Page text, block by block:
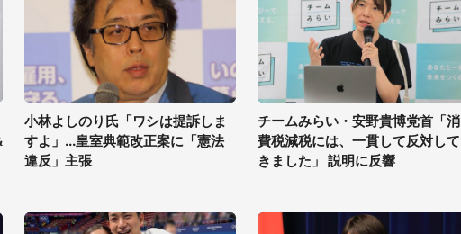
小林よしのり氏「ワシは提訴しま
すよ」...皇室典範改正案に「憲法
違反」主張
チームみらい・安野貴博党首「消
費税減税には、一貫して反対して
きました」 説明に反響